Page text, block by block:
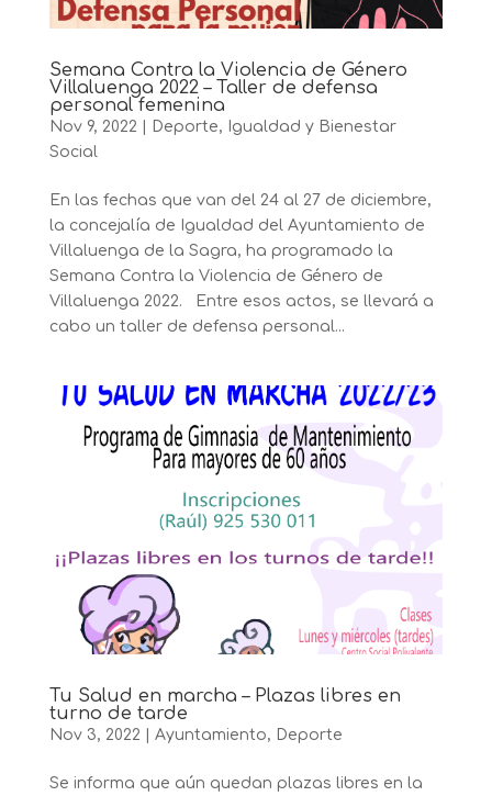
Semana Contra la Violencia de Género
Villaluenga 2022 – Taller de defensa
personal femenina
Nov 9, 2022 Deporte,
Igualdad y Bienestar
Social
En las fechas que van del 24 al 27 de diciembre,
la concejalía de Igualdad del Ayuntamiento de
Villaluenga de la Sagra, ha programado la
Semana Contra la Violencia de Género de
Villaluenga 2022. Entre esos actos, se llevará a
cabo un taller de defensa personal...
Tu Salud en marcha – Plazas libres en
turno de tarde
Nov 3, 2022 Ayuntamiento, Deporte
Se informa que aún quedan plazas libres en la